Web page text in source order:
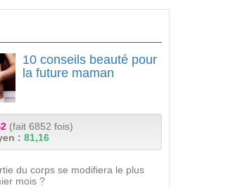
10 conseils beauté pour
la future maman
(fait 6852 fois)
: 81,16
du corps se modifiera le plus
mois ?